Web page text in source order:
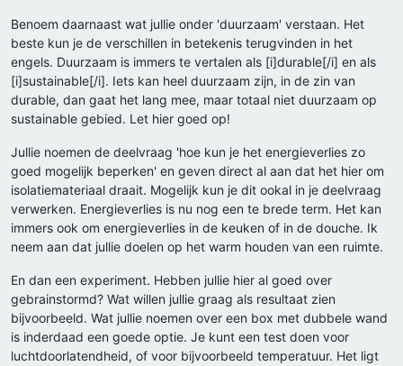
Benoem daarnaast wat jullie onder 'duurzaam' verstaan. Het
beste kun je de verschillen in betekenis terugvinden in het
engels. Duurzaam is immers te vertalen als [i]durable[/i] en als
[i]sustainable[/i]. Iets kan heel duurzaam zijn, in de zin van
durable, dan gaat het lang mee, maar totaal niet duurzaam op
sustainable gebied. Let hier goed op!
Jullie noemen de deelvraag 'hoe kun je het energieverlies zo
goed mogelijk beperken' en geven direct al aan dat het hier om
isolatiemateriaal draait. Mogelijk kun je dit ookal in je deelvraag
verwerken. Energieverlies is nu nog een te brede term. Het kan
immers ook om energieverlies in de keuken of in de douche. Ik
neem aan dat jullie doelen op het warm houden van een ruimte.
En dan een experiment. Hebben jullie hier al goed over
gebrainstormd? Wat willen jullie graag als resultaat zien
bijvoorbeeld. Wat jullie noemen over een box met dubbele wand
is inderdaad een goede optie. Je kunt een test doen voor
luchtdoorlatendheid, of voor bijvoorbeeld temperatuur. Het ligt